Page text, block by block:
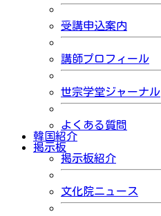
受講申込案内
講師プロフィール
世宗学堂ジャーナル
よくある質問
韓国紹介
掲示板
掲示板紹介
文化院ニュース